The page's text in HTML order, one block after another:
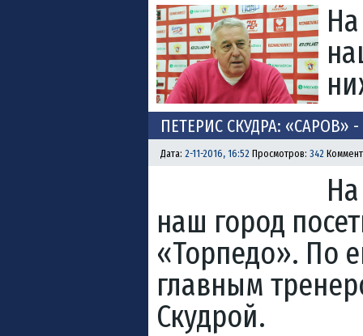
ПЕТЕРИС СКУДРА:
Дата: 2-11-2016, 16:52 Просмотров: 342
наш город
«Торпедо». По
главным
Скудрой.